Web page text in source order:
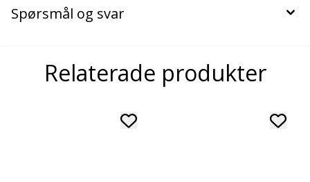
Spørsmål og svar
Relaterade produkter